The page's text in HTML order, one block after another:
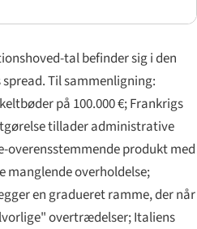
tal befinder sig i den
Til sammenligning:
på 100.000 €; Frankrigs
tillader administrative
overensstemmende produkt med
manglende overholdelse;
en gradueret ramme, der når
overtrædelser; Italiens